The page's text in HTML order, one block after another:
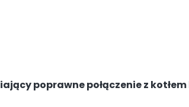
poprawne połączenie z